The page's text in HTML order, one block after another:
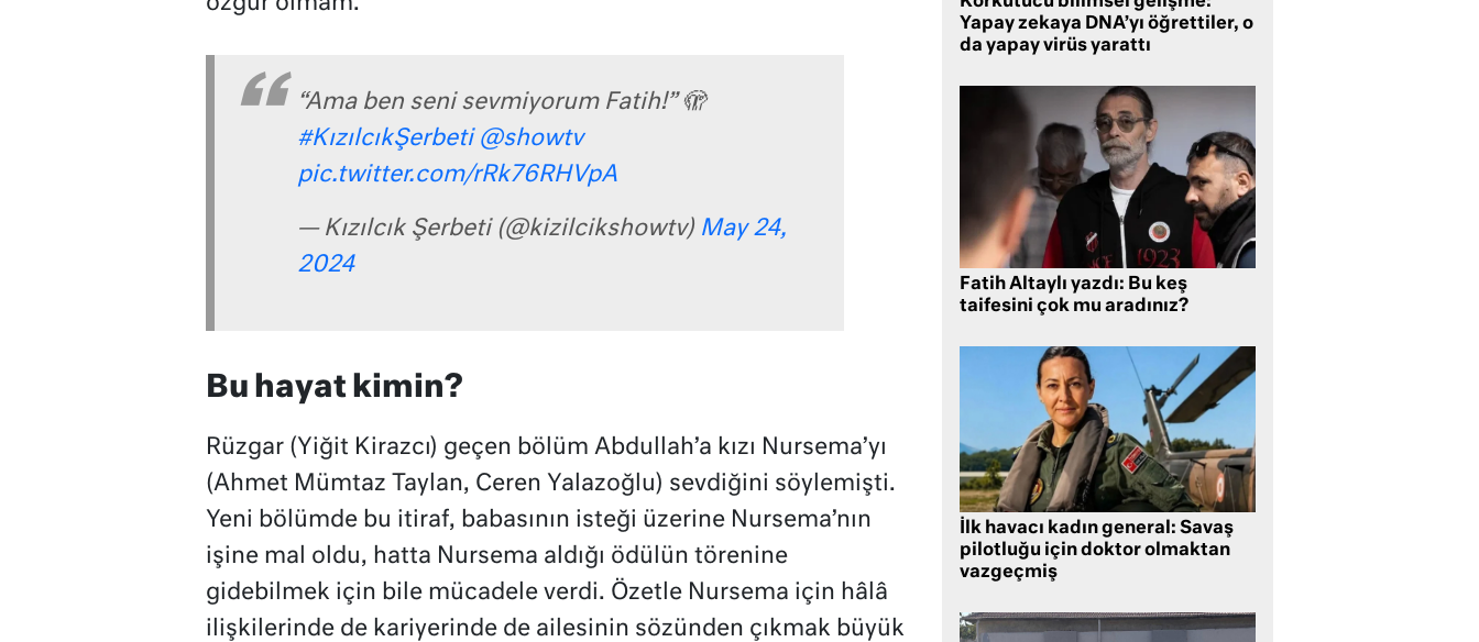
“Ama ben seni sevmiyorum Fatih!” 🫣
#KızılcıkŞerbeti @showtv
pic.twitter.com/rRk76RHVpA
— Kızılcık Şerbeti (@kizilcikshowtv) May 24,
2024
Bu hayat kimin?
Rüzgar (Yiğit Kirazcı) geçen bölüm Abdullah’a kızı Nursema’yı
(Ahmet Mümtaz Taylan, Ceren Yalazoğlu) sevdiğini söylemişti.
Yeni bölümde bu itiraf, babasının isteği üzerine Nursema’nın
işine mal oldu, hatta Nursema aldığı ödülün törenine
gidebilmek için bile mücadele verdi. Özetle Nursema için hâlâ
ilişkilerinde de kariyerinde de ailesinin sözünden çıkmak büyük
Yapay zekaya DNA’yı öğrettiler, o
da yapay virüs yarattı
Fatih Altaylı yazdı: Bu keş
taifesini çok mu aradınız?
İlk havacı kadın general: Savaş
pilotluğu için doktor olmaktan
vazgeçmiş